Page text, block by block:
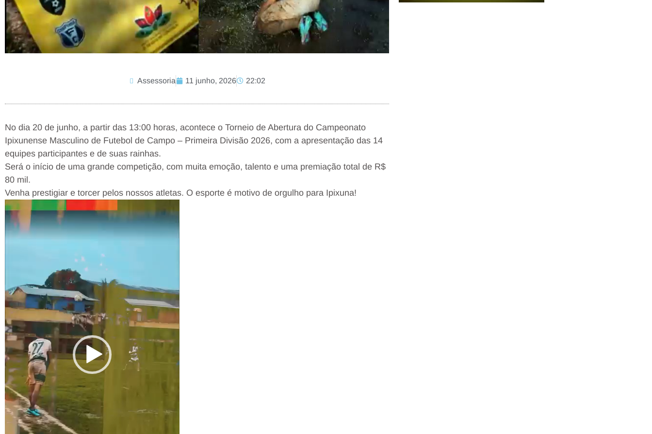
Assessoria 11 junho, 2026 22:02
No dia 20 de junho, a partir das 13:00 horas, acontece o Torneio de Abertura do Campeonato
Ipixunense Masculino de Futebol de Campo – Primeira Divisão 2026, com a apresentação das 14
equipes participantes e de suas rainhas.
Será o início de uma grande competição, com muita emoção, talento e uma premiação total de R$
80 mil.
Venha prestigiar e torcer pelos nossos atletas. O esporte é motivo de orgulho para Ipixuna!
Tocador
de
vídeo